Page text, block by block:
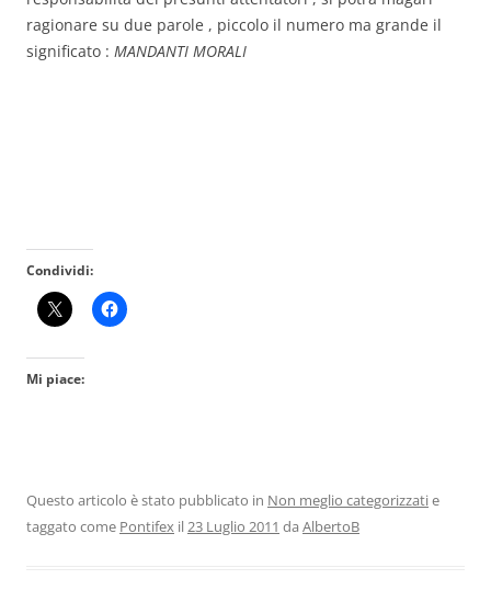
ragionare su due parole , piccolo il numero ma grande il
significato : MANDANTI MORALI
Condividi:
Mi piace:
Questo articolo è stato pubblicato in Non meglio categorizzatie
taggato come Pontifex il23 Luglio 2011 da AlbertoB